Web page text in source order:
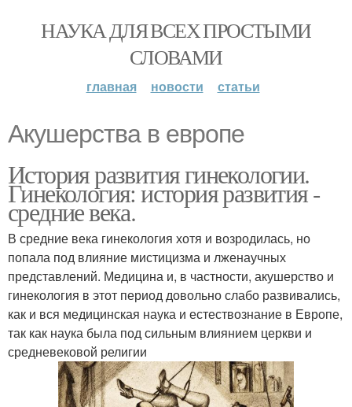
НАУКА ДЛЯ ВСЕХ ПРОСТЫМИ
СЛОВАМИ
главная новости статьи
Акушерства в европе
История развития гинекологии.
Гинекология: история развития -
средние века.
В средние века гинекология хотя и возродилась, но
попала под влияние мистицизма и лженаучных
представлений. Медицина и, в частности, акушерство и
гинекология в этот период довольно слабо развивались,
как и вся медицинская наука и естествознание в Европе,
так как наука была под сильным влиянием церкви и
средневековой религии